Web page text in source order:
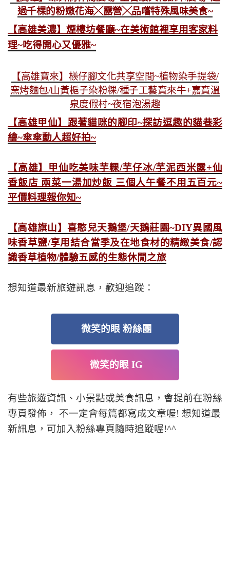
過千棵的粉嫩花海╳露營╳品嚐特殊風味美食~
【高雄美濃】煙樓坊餐廳~在美術館裡享用客家料
理~吃得開心又優雅~
【高雄寶來】檨仔腳文化共享空間~植物染手提袋/
窯烤麵包/山黃梔子染粉粿/種子工藝寶來牛+嘉寶溫
泉度假村~夜宿泡湯趣
【高雄甲仙】跟著貓咪的腳印~探訪逗趣的貓巷彩
繪~傘傘動人超好拍~
【高雄】甲仙吃美味芋粿/芋仔冰/芋泥西米露+仙
香飯店 兩菜一湯加炒飯 三個人午餐不用五百元~
平價料理報你知~
【高雄旗山】喜憨兒天鵝堡/天鵝莊園~DIY異國風
味香草鹽/享用結合當季及在地食材的精緻美食/認
識香草植物/體驗五感的生態休閒之旅
想知道最新旅遊訊息，歡迎追蹤：
微笑的眼 粉絲團
微笑的眼 IG
有些旅遊資訊、小景點或美食訊息，會提前在粉絲
專頁發佈， 不一定會每篇都寫成文章喔! 想知道最
新訊息，可加入粉絲專頁隨時追蹤喔!^^